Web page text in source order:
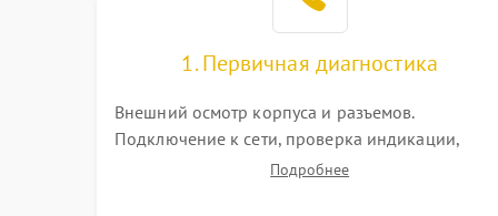
1. Первичная диагностика
Внешний осмотр корпуса и разъемов.
Подключение к сети, проверка индикации,
звуковых сигналов и кодов ошибок. Измерение
Подробнее